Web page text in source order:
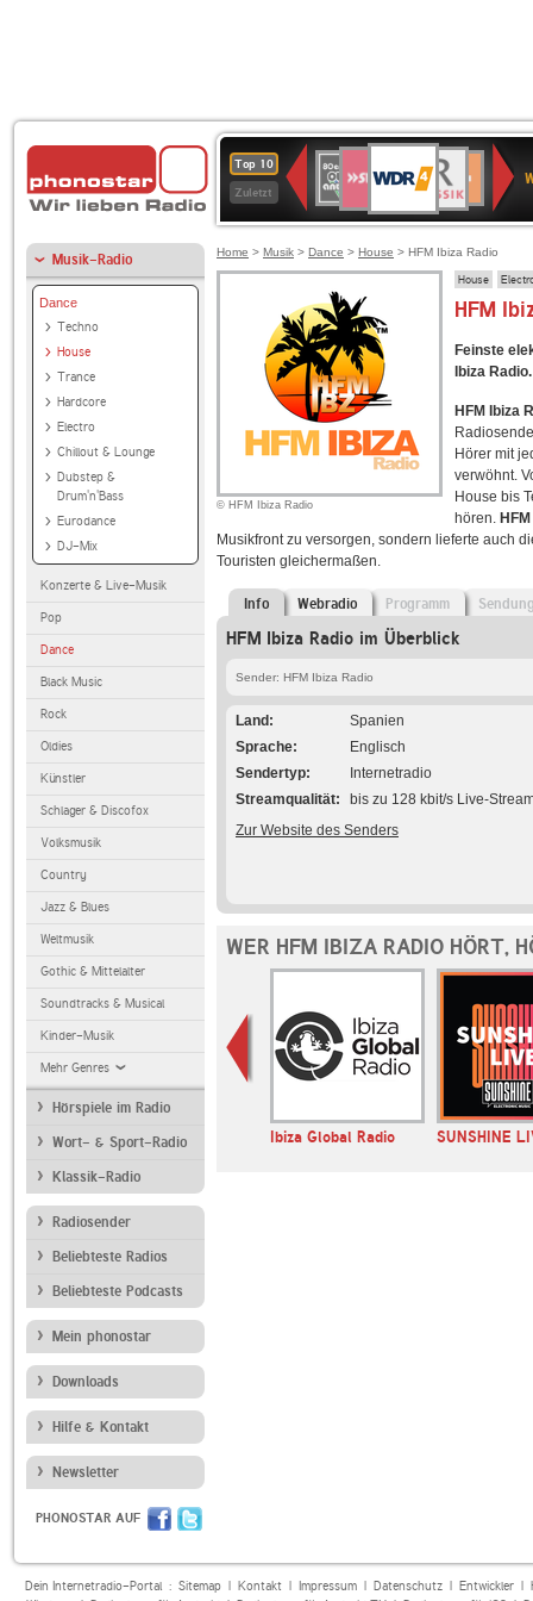
Top 10
Zuletzt
Deutschlandfunk
80er
90er
OLDIE
ANTENNE
4
KLASSIK
Kultur
Kultur
2
Musik-Radio
Dance
Techno
House
Trance
Hardcore
Electro
Chillout & Lounge
Dubstep &
Drum'n'Bass
Eurodance
DJ-Mix
Konzerte & Live-Musik
Pop
Dance
Black Music
Rock
Oldies
Künstler
Schlager & Discofox
Volksmusik
Country
Jazz & Blues
Weltmusik
Gothic & Mittelalter
Soundtracks & Musical
Kinder-Musik
Mehr Genres
Hörspiele im Radio
Wort- & Sport-Radio
Klassik-Radio
Radiosender
Beliebteste Radios
Beliebteste Podcasts
Mein phonostar
Downloads
Hilfe & Kontakt
Newsletter
PHONOSTAR AUF
Home > Musik > Dance > House > HFM Ibiza Radio
© HFM Ibiza Radio
House
HFM
Feinste
Ibiza Radio.
HFM Ibiza
Hörer mit
verwöhnt.
House bis
hören.
Musikfront zu versorgen, sondern lieferte auch
Touristen gleichermaßen.
Info Webradio Programm
HFM Ibiza Radio im Überblick
Sender: HFM Ibiza Radio
Land
Spanien
Sprache
Englisch
Sendertyp
Internetradio
Streamqualität
bis zu 128 kbit/s Live-
Zur Website des Senders
WER HFM IBIZA RADIO HÖRT,
ANTENNE BAYERN Ibiza Global Radio SUNSHINE
Dein Internetradio-Portal : Sitemap| Kontakt| Impressum| Datenschutz| Entwickler|